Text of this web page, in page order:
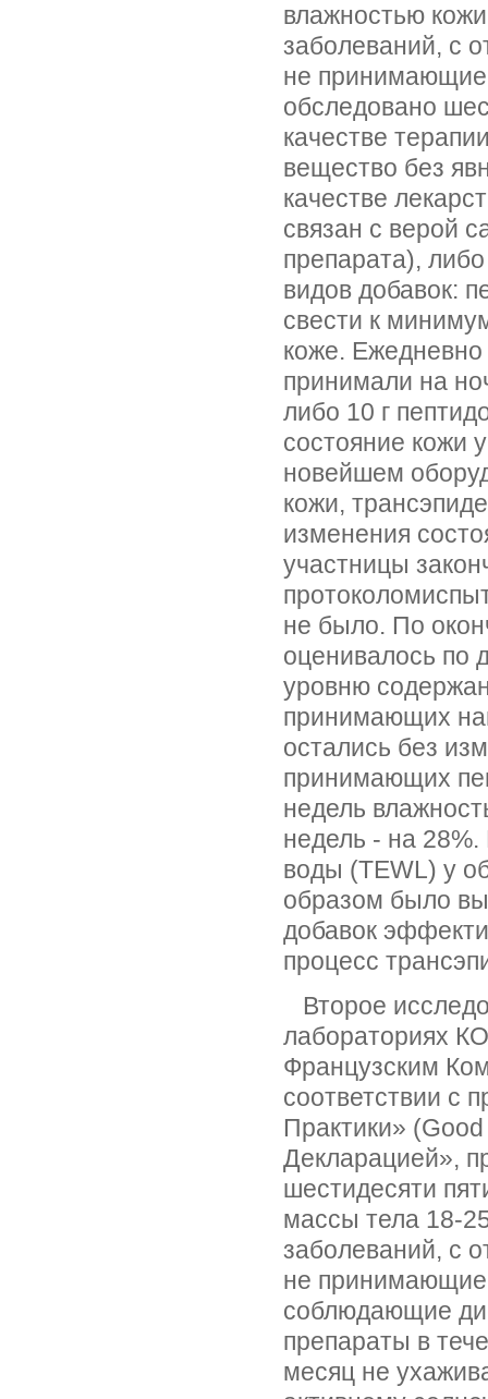
влажностью
заболеваний, с
не
обследовано
качестве
вещество без
качестве
связан с верой
препарата),
видов добавок:
свести к
коже.
принимали на
либо 10 г
состояние кожи
новейшем
кожи,
изменения
участницы
не было. По
оценивалось по
уровню
принимающих
остались без
принимающих
недель
недель - на
воды (TEWL) у
образом было
добавок
процесс
Второе
лабораториях
Французским
соответствии с
Практики»
Декларацией»,
шестидесяти
массы тела 18-
заболеваний, с
не
соблюдающие
препараты в
месяц не